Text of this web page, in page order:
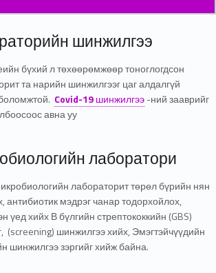
шинжилгээ
бүхий л төхөөрөмжөөр тоноглогдсон
та нарийн шинжилгээг цаг алдалгүй
Covid-19шинжилгээ-ний зааврийг
авна уу
лаборатори
лабораторит төрөл бүрийн нян
антибиотик мэдрэг чанар тодорхойлох,
үед хийх В бүлгийн стрептококкийн (GBS)
(screening) шинжилгээ хийх, Эмэгтэйчүүдийн
шинжилгээ зэргийг хийж байна.